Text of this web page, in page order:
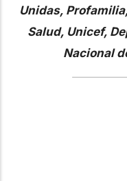
Unidas,
Salud, Unicef,
Nacional